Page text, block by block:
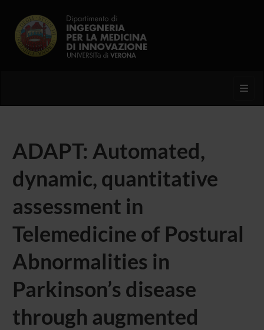
ADAPT: Automated,
dynamic, quantitative
assessment in
Telemedicine of Postural
Abnormalities in
Parkinson’s disease
through augmented